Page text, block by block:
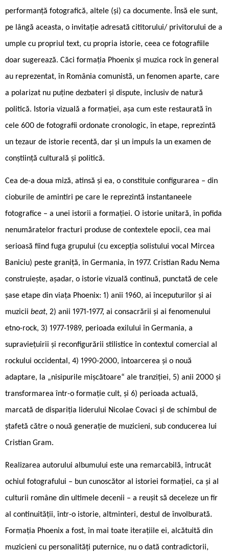
performanță fotografică, altele (și) ca documente. Însă ele sunt,
pe lângă aceasta, o invitație adresată cititorului/ privitorului de a
umple cu propriul text, cu propria istorie, ceea ce fotografiile
doar sugerează. Căci formația Phoenix și muzica rock în general
au reprezentat, în România comunistă, un fenomen aparte, care
a polarizat nu puține dezbateri și dispute, inclusiv de natură
politică. Istoria vizuală a formației, așa cum este restaurată în
cele 600 de fotografii ordonate cronologic, în etape, reprezintă
un tezaur de istorie recentă, dar și un impuls la un examen de
conștiință culturală și politică.
Cea de-a doua miză, atinsă și ea, o constituie configurarea – din
cioburile de amintiri pe care le reprezintă instantaneele
fotografice – a unei istorii a formației. O istorie unitară, în pofida
nenumăratelor fracturi produse de contextele epocii, cea mai
serioasă fiind fuga grupului (cu excepția solistului vocal Mircea
Baniciu) peste graniță, în Germania, în 1977. Cristian Radu Nema
construiește, așadar, o istorie vizuală continuă, punctată de cele
șase etape din viața Phoenix: 1) anii 1960, ai începuturilor și ai
muzicii beat, 2) anii 1971-1977, ai consacrării și ai fenomenului
etno-rock, 3) 1977-1989, perioada exilului în Germania, a
supraviețuirii și reconfigurării stilistice în contextul comercial al
rockului occidental, 4) 1990-2000, întoarcerea și o nouă
adaptare, la „nisipurile mișcătoare“ ale tranziției, 5) anii 2000 și
transformarea într-o formație cult, și 6) perioada actuală,
marcată de dispariția liderului Nicolae Covaci și de schimbul de
ștafetă către o nouă generație de muzicieni, sub conducerea lui
Cristian Gram.
Realizarea autorului albumului este una remarcabilă, întrucât
ochiul fotografului – bun cunoscător al istoriei formației, ca și al
culturii române din ultimele decenii – a reușit să deceleze un fir
al continuității, într-o istorie, altminteri, destul de învolburată.
Formația Phoenix a fost, în mai toate iterațiile ei, alcătuită din
muzicieni cu personalități puternice, nu o dată contradictorii,